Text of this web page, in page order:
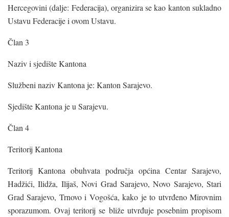
Hercegovini (dalje: Federacija), organizira se kao kanton sukladno
Ustavu Federacije i ovom Ustavu.
Član 3
Naziv i sjedište Kantona
Službeni naziv Kantona je: Kanton Sarajevo.
Sjedište Kantona je u Sarajevu.
Član 4
Teritorij Kantona
Teritorij Kantona obuhvata područja općina Centar Sarajevo,
Hadžići, Ilidža, Ilijaš, Novi Grad Sarajevo, Novo Sarajevo, Stari
Grad Sarajevo, Trnovo i Vogošća, kako je to utvrđeno Mirovnim
sporazumom. Ovaj teritorij se bliže utvrđuje posebnim propisom